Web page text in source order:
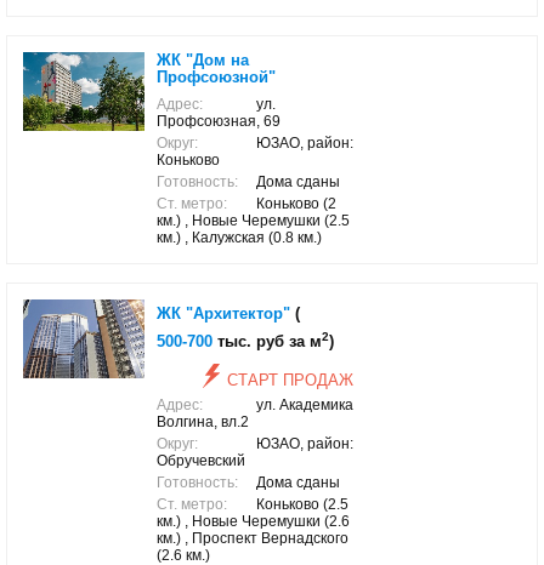
ЖК "Дом на
Профсоюзной"
Адрес:
ул.
Профсоюзная, 69
Округ:
ЮЗАО, район:
Коньково
Готовность:
Дома сданы
Ст. метро:
Коньково (2
км.) , Новые Черемушки (2.5
км.) , Калужская (0.8 км.)
ЖК "Архитектор" (
500-700 тыс. руб за м2)
СТАРТ ПРОДАЖ
Адрес:
ул. Академика
Волгина, вл.2
Округ:
ЮЗАО, район:
Обручевский
Готовность:
Дома сданы
Ст. метро:
Коньково (2.5
км.) , Новые Черемушки (2.6
км.) , Проспект Вернадского
(2.6 км.)